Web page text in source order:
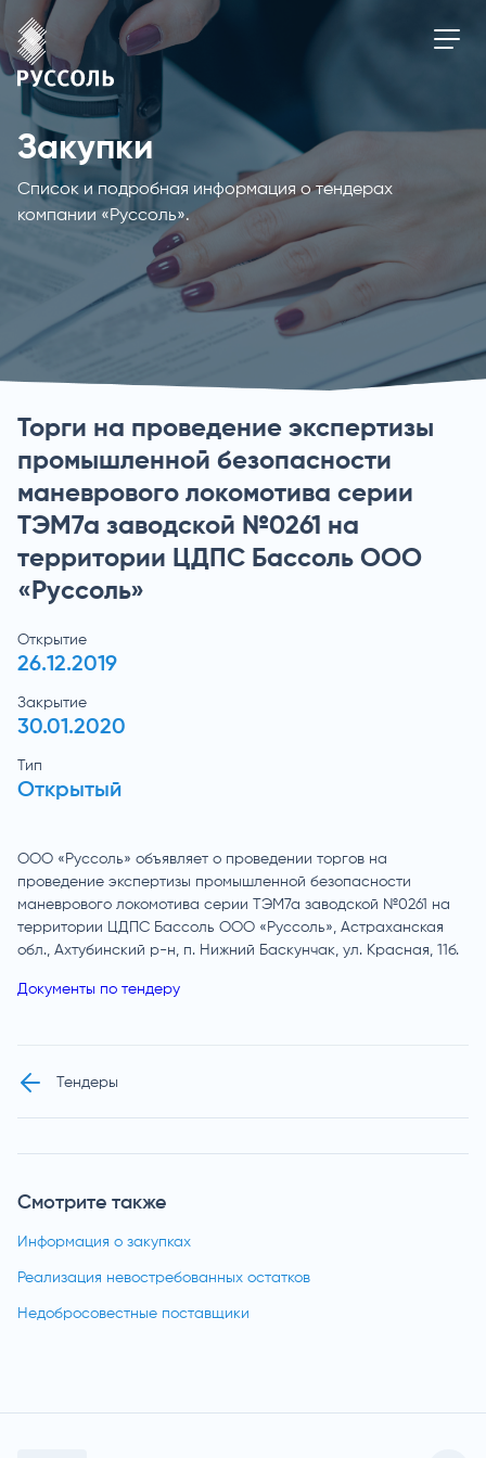
Закупки
Список и подробная информация о тендерах
компании «Руссоль».
Смотрите также
Информация о закупках
Реализация невостребованных остатков
Недобросовестные поставщики
Торги на проведение экспертизы
промышленной безопасности
маневрового локомотива серии
ТЭМ7а заводской №0261 на
территории ЦДПС Бассоль ООО
«Руссоль»
Открытие
26.12.2019
Закрытие
30.01.2020
Тип
Открытый
ООО «Руссоль» объявляет о проведении торгов на
проведение экспертизы промышленной безопасности
маневрового локомотива серии ТЭМ7а заводской №0261 на
территории ЦДПС Бассоль ООО «Руссоль», Астраханская
обл., Ахтубинский р-н, п. Нижний Баскунчак, ул. Красная, 11б.
Документы по тендеру
Тендеры